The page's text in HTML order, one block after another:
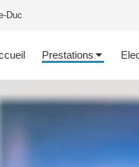
Duc
Prestations